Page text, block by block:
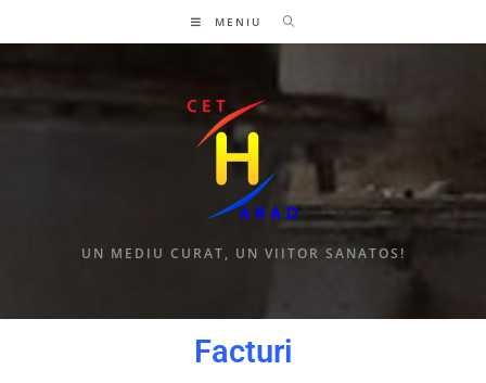
MENIU
UN MEDIU CURAT, UN VIITOR SANATOS!
Facturi